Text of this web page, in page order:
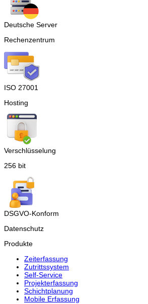
Deutsche Server
Rechenzentrum
ISO 27001
Hosting
Verschlüsselung
256 bit
DSGVO-Konform
Datenschutz
Produkte
Zeiterfassung
Zutrittssystem
Self-Service
Projekterfassung
Schichtplanung
Mobile Erfassung